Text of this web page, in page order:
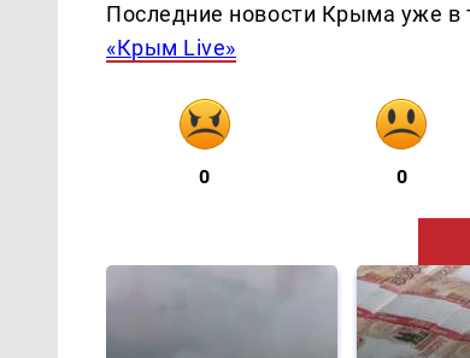
Последние новости Крыма уже
«Крым Live»
0 0